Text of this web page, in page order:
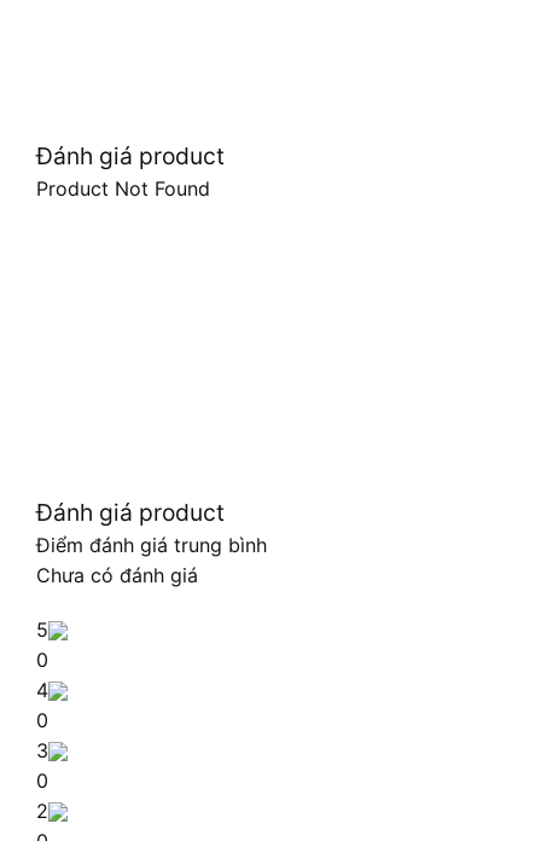
Đánh giá product
Product Not Found
Đánh giá product
Điểm đánh giá trung bình
Chưa có đánh giá
5
0
4
0
3
0
2